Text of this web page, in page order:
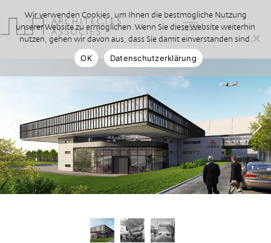
Wir verwenden Cookies, um Ihnen die bestmögliche Nutzung
unserer Website zu ermöglichen. Wenn Sie diese Website weiterhin
nutzen, gehen wir davon aus, dass Sie damit einverstanden sind.
OK
Datenschutzerklärung